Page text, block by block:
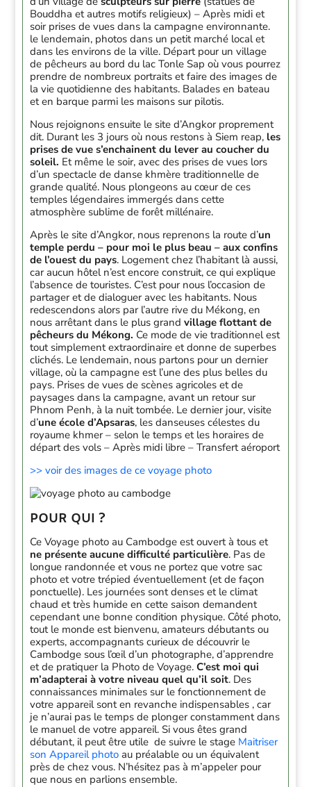
Bouddha et autres motifs religieux) – Après midi et
soir prises de vues dans la campagne environnante.
le lendemain, photos dans un petit marché local et
dans les environs de la ville. Départ pour un village
de pêcheurs au bord du lac Tonle Sap où vous pourrez
prendre de nombreux portraits et faire des images de
la vie quotidienne des habitants. Balades en bateau
et en barque parmi les maisons sur pilotis.
Nous rejoignons ensuite le site d’Angkor proprement
dit. Durant les 3 jours où nous restons à Siem reap, les
prises de vue s’enchainent du lever au coucher du
soleil. Et même le soir, avec des prises de vues lors
d’un spectacle de danse khmère traditionnelle de
grande qualité. Nous plongeons au cœur de ces
temples légendaires immergés dans cette
atmosphère sublime de forêt millénaire.
Après le site d’Angkor, nous reprenons la route d’un
temple perdu – pour moi le plus beau – aux confins
de l’ouest du pays. Logement chez l’habitant là aussi,
car aucun hôtel n’est encore construit, ce qui explique
l’absence de touristes. C’est pour nous l’occasion de
partager et de dialoguer avec les habitants. Nous
redescendons alors par l’autre rive du Mékong, en
nous arrêtant dans le plus grandvillage flottant de
pêcheurs du Mékong. Ce mode de vie traditionnel est
tout simplement extraordinaire et donne de superbes
clichés. Le lendemain, nous partons pour un dernier
village, où la campagne est l’une des plus belles du
pays. Prises de vues de scènes agricoles et de
paysages dans la campagne, avant un retour sur
Phnom Penh, à la nuit tombée. Le dernier jour, visite
d’une école d’Apsaras, les danseuses célestes du
royaume khmer – selon le temps et les horaires de
départ des vols – Après midi libre – Transfert aéroport
>>voir des images de ce voyage photo
POUR QUI ?
Ce Voyage photo au Cambodge est ouvert à tous et
ne présente aucune difficulté particulière. Pas de
longue randonnée et vous ne portez que votre sac
photo et votre trépied éventuellement (et de façon
ponctuelle). Les journées sont denses et le climat
chaud et très humide en cette saison demandent
cependant une bonne condition physique. Côté photo,
tout le monde est bienvenu, amateurs débutants ou
experts, accompagnants curieux de découvrir le
Cambodge sous l’œil d’un photographe, d’apprendre
et de pratiquer la Photo de Voyage.C’est moi qui
m’adapterai à votre niveau quel qu’il soit. Des
connaissances minimales sur le fonctionnement de
votre appareil sont en revanche indispensables , car
je n’aurai pas le temps de plonger constamment dans
le manuel de votre appareil. Si vous êtes grand
débutant, il peut être utile de suivre le stage Maitriser
son Appareil photo au préalable ou un équivalent
près de chez vous. N’hésitez pas à m’appeler pour
que nous en parlions ensemble.